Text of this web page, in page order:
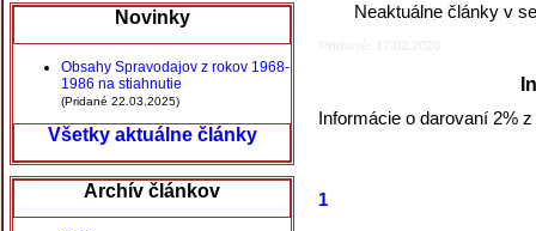
Neaktuálne články v
Informácie o darovaní 2%
1
Novinky
Obsahy Spravodajov z rokov 1968-
1986 na stiahnutie
(Pridané 22.03.2025)
Všetky aktuálne články
Archív článkov